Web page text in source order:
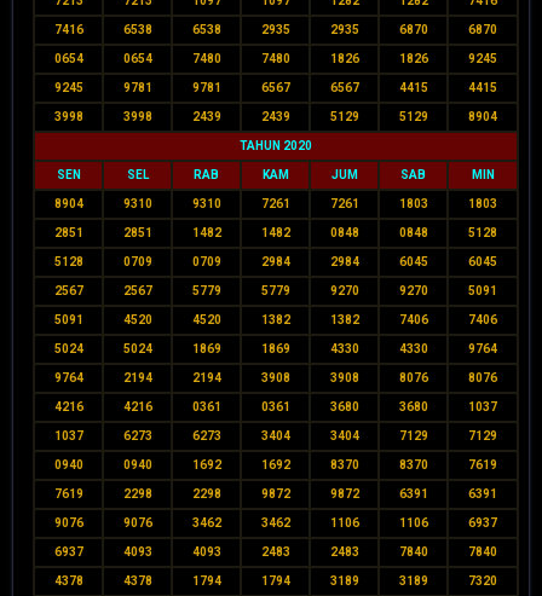
7416 6538 6538 2935 2935 6870 6870
0654 0654 7480 7480 1826 1826 9245
9245 9781 9781 6567 6567 4415 4415
3998 3998 2439 2439 5129 5129 8904
TAHUN 2020
SEN SEL RAB KAM JUM SAB MIN
8904 9310 9310 7261 7261 1803 1803
2851 2851 1482 1482 0848 0848 5128
5128 0709 0709 2984 2984 6045 6045
2567 2567 5779 5779 9270 9270 5091
5091 4520 4520 1382 1382 7406 7406
5024 5024 1869 1869 4330 4330 9764
9764 2194 2194 3908 3908 8076 8076
4216 4216 0361 0361 3680 3680 1037
1037 6273 6273 3404 3404 7129 7129
0940 0940 1692 1692 8370 8370 7619
7619 2298 2298 9872 9872 6391 6391
9076 9076 3462 3462 1106 1106 6937
6937 4093 4093 2483 2483 7840 7840
4378 4378 1794 1794 3189 3189 7320